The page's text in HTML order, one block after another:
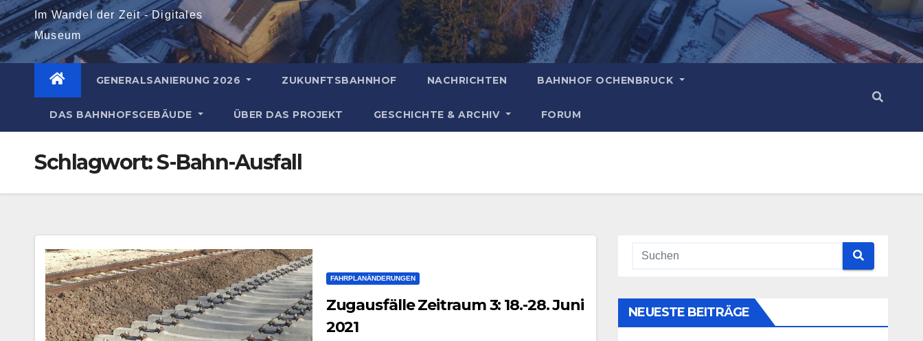
Im Wandel der Zeit - Digitales
Museum
GENERALSANIERUNG 2026 ZUKUNFTSBAHNHOF NACHRICHTEN BAHNHOF OCHENBRUCK
DAS BAHNHOFSGEBÄUDE ÜBER DAS PROJEKT GESCHICHTE & ARCHIV FORUM
Schlagwort:S-Bahn-Ausfall
FAHRPLANÄNDERUNGEN
Zugausfälle Zeitraum 3: 18.-28. Juni
2021
NEUESTE BEITRÄGE